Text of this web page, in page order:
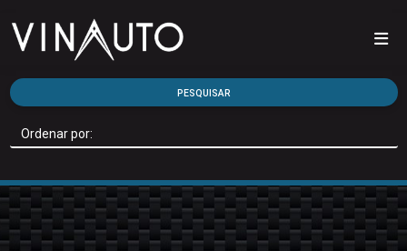
PESQUISAR